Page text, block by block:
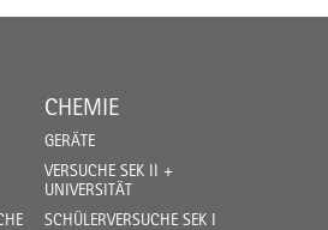
CHEMIE
GERÄTE
VERSUCHE SEK II +
UNIVERSITÄT
SCHÜLERVERSUCHE SEK I